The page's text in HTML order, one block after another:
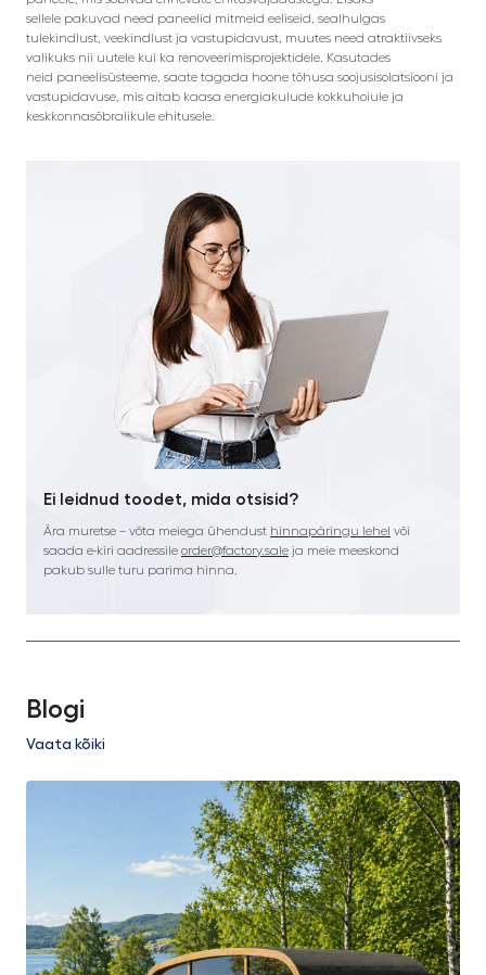
sellele pakuvad need paneelid mitmeid eeliseid, sealhulgas
tulekindlust, veekindlust ja vastupidavust, muutes need atraktiivseks
valikuks nii uutele kui ka renoveerimisprojektidele. Kasutades
neid paneelisüsteeme, saate tagada hoone tõhusa soojusisolatsiooni ja
vastupidavuse, mis aitab kaasa energiakulude kokkuhoiule ja
keskkonnasõbralikule ehitusele.
Ei leidnud toodet, mida otsisid?
Ära muretse – võta meiega ühendust hinnapäringu lehel või
saada e-kiri aadressile order@factory.sale ja meie meeskond
pakub sulle turu parima hinna.
Blogi
Vaata kõiki